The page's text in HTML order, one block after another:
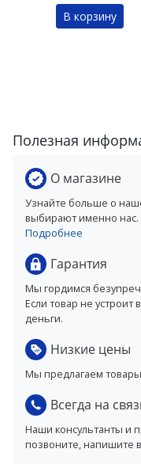
В корзину
Полезная
О магазине
Узнайте больше о
выбирают именно нас.
Подробнее
Гарантия
Мы гордимся
Если товар не устроит
деньги.
Низкие цены
Мы предлагаем
Всегда на
Наши консультанты и
позвоните, напишите